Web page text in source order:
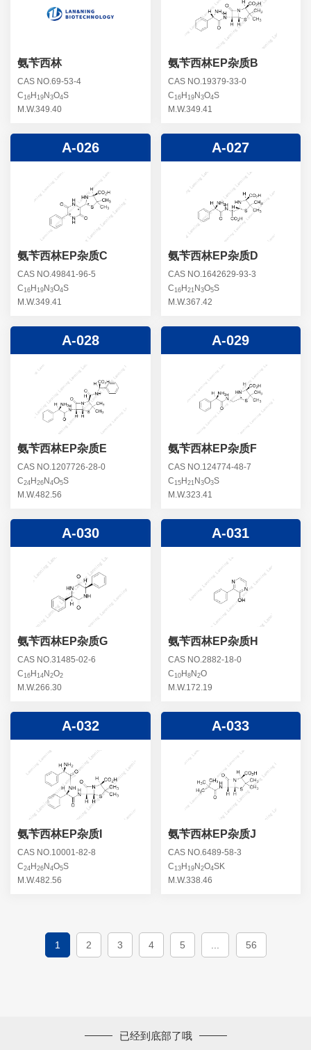
氨苄西林
CAS NO.69-53-4
C16 H 19 N 3O4S
M.W.349.40
氨苄西林EP杂质B
CAS NO.19379-33-0
C16H 19N 3O4S
M.W.349.41
A-026
氨苄西林EP杂质C
CAS NO.49841-96-5
C16 H 19 N 3O4S
M.W.349.41
A-027
氨苄西林EP杂质D
CAS NO.1642629-93-3
C16H 21 N 3O5S
M.W.367.42
A-028
氨苄西林EP杂质E
CAS NO.1207726-28-0
C24 H 26 N 4O5S
M.W.482.56
A-029
氨苄西林EP杂质F
CAS NO.124774-48-7
C15H 21 N 3O3S
M.W.323.41
A-030
氨苄西林EP杂质G
CAS NO.31485-02-6
C16 H 14 N 2O2
M.W.266.30
A-031
氨苄西林EP杂质H
CAS NO.2882-18-0
C10H 8N 2O
M.W.172.19
A-032
氨苄西林EP杂质I
CAS NO.10001-82-8
C24 H 26 N 4O5S
M.W.482.56
A-033
氨苄西林EP杂质J
CAS NO.6489-58-3
C13H 19N 2O4SK
M.W.338.46
1 2 3 4 5 56
已经到底部了哦